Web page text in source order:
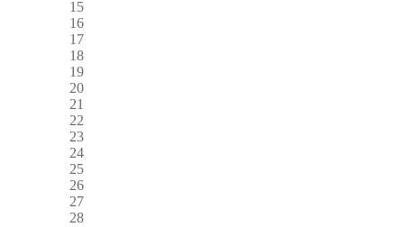
15
16
17
18
19
20
21
22
23
24
25
26
27
28